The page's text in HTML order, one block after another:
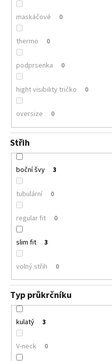
maskáčové 0
thermo 0
podprsenka 0
hight visibility tričko 0
oversize 0
Střih
boční švy 3
tubulární 0
regular fit 0
slim fit 3
volný střih 0
Typ průkrčníku
kulatý 3
V-neck 0